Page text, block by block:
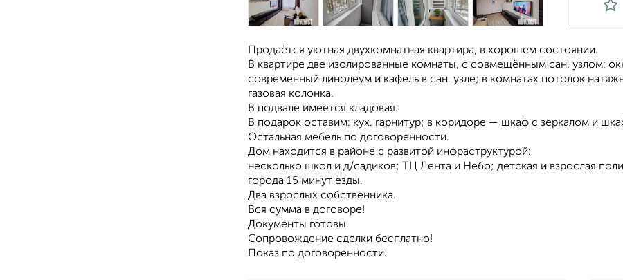
Продаётся уютная двухкомнатная квартира, в хорошем состоянии.
В квартире две изолированные комнаты, с совмещённым сан. узлом:
современный линолеум и кафель в сан. узле; в комнатах потолок
газовая колонка.
В подвале имеется кладовая.
В подарок оставим: кух. гарнитур; в коридоре — шкаф с зеркалом и
Остальная мебель по договоренности.
Дом находится в районе c развитой инфраструктурой:
несколько школ и д/садиков; ТЦ Лента и Небо; детская и взрослая
города 15 минут езды.
Два взрослых собственника.
Вся сумма в договоре!
Документы готовы.
Сопровождение сделки бесплатно!
Показ по договоренности.